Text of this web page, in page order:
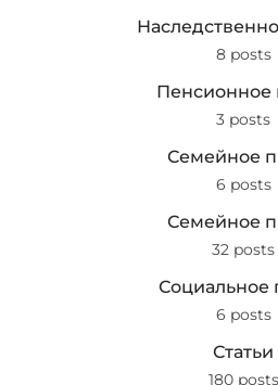
8 posts
Пенсионное
3 posts
Семейное
6 posts
Семейное
32 posts
Социальное
6 posts
Статьи
180 posts